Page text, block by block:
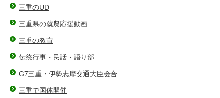
三重のUD
三重県の就農応援動画
三重の教育
伝統行事・民話・語り部
G7三重・伊勢志摩交通大臣会合
三重で国体開催